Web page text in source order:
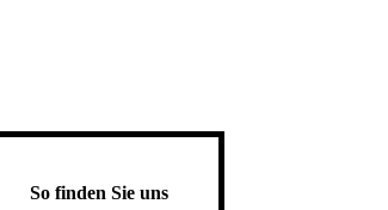
So finden Sie uns